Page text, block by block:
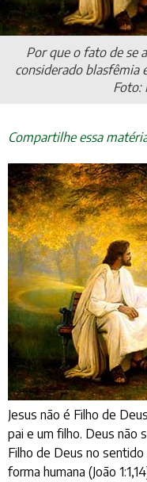
Por que o fato de se
considerado blasfêmia
Foto:
Compartilhe essa
Jesus não é Filho de
pai e um filho. Deus não
Filho de Deus no
forma humana (João